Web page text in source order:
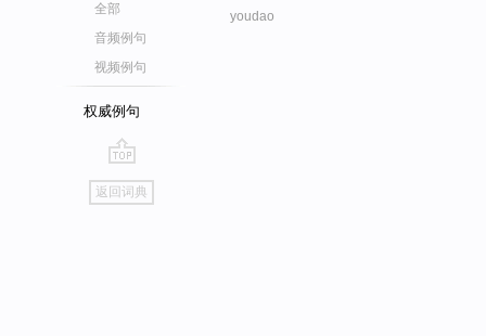
全部
音频例句
视频例句
权威例句
go
top
返回词典
youdao